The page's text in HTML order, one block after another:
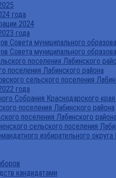
года
2024
года
Совета муниципального
Совета муниципального
поселения Лабинского
поселения Лабинского района
сельского поселения
года
Собрания Краснодарского
поселения Лабинского района
поселения Лабинского района
сельского поселения
избирательного
кандидатами